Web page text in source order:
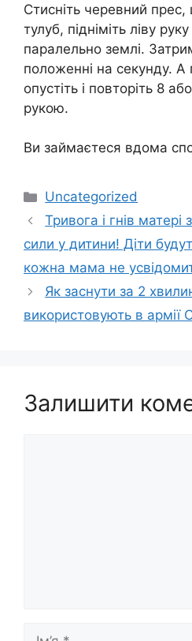
Стисніть черевний прес,
тулуб, підніміть ліву
паралельно землі.
положенні на секунду. А
опустіть і повторіть 8
рукою.
Ви займаєтеся вдома
Категорії
Uncategorized
Тривога і гнів
сили у дитини! Діти
кожна мама не
Як заснути за 2
використовують в армії
Залишити
Ім’я